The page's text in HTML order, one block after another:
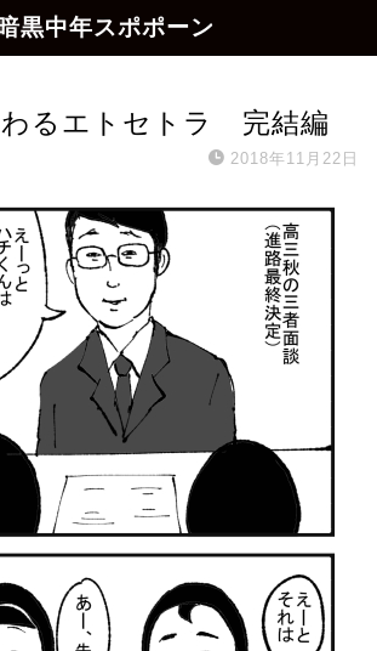
黒中年スポポーン
るエトセトラ 完結編
2018年11月22日